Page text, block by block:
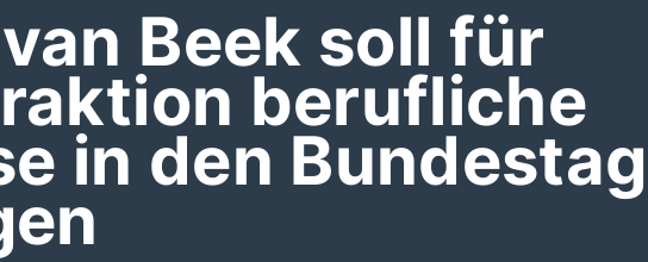
Beek soll für
berufliche
in den Bundestag